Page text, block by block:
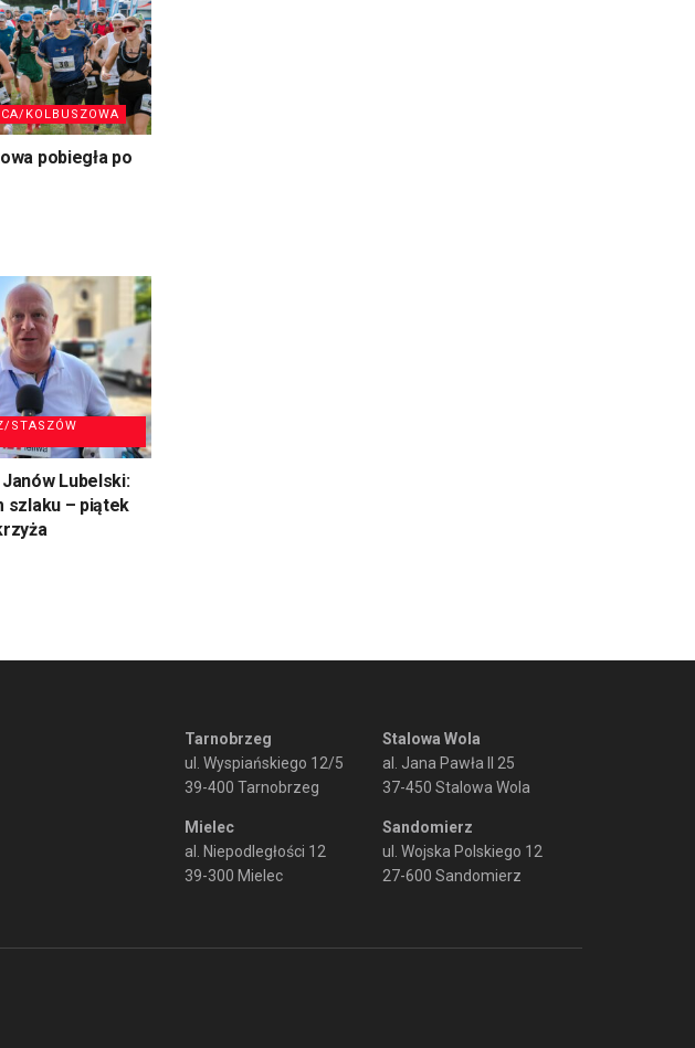
KOLBUSZOWA
pobiegła po
STASZÓW
Lubelski:
szlaku – piątek
Tarnobrzeg
ul. Wyspiańskiego 12/5
39-400 Tarnobrzeg
Mielec
al. Niepodległości 12
39-300 Mielec
Stalowa Wola
al. Jana Pawła II 25
37-450 Stalowa Wola
Sandomierz
ul. Wojska Polskiego 12
27-600 Sandomierz